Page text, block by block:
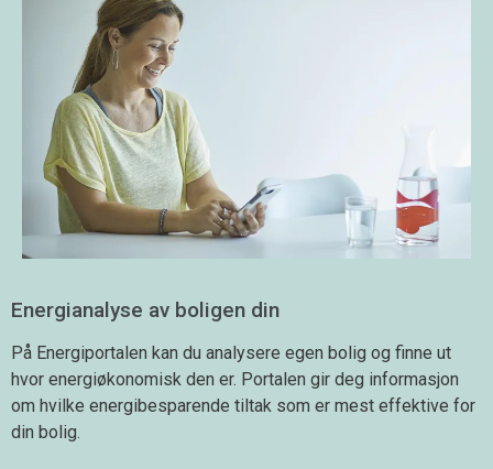
Energianalyse av boligen din
På Energiportalen kan du analysere egen bolig og finne ut
hvor energiøkonomisk den er. Portalen gir deg informasjon
om hvilke energibesparende tiltak som er mest effektive for
din bolig.